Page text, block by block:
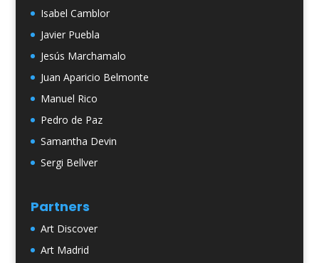
Isabel Camblor
Javier Puebla
Jesús Marchamalo
Juan Aparicio Belmonte
Manuel Rico
Pedro de Paz
Samantha Devin
Sergi Bellver
Partners
Art Discover
Art Madrid